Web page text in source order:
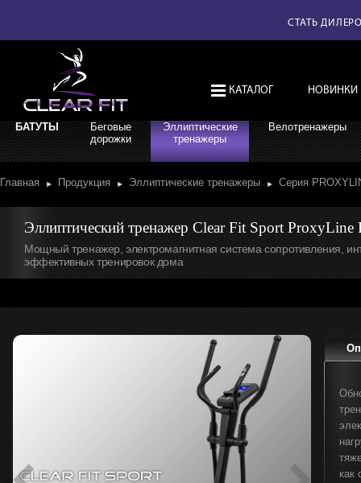
СТАТЬ
КАТАЛОГ НОВИНКИ
БАТУТЫ
Беговые
дорожки
Эллиптические
тренажеры
Велотренажеры
Главная Продукция Эллиптические тренажеры Серия
Эллиптический тренажер Clear Fit Sport ProxyLine
Мощный тренажер, электромагнитная система сопротивления,
эффективных тренировок дома
как